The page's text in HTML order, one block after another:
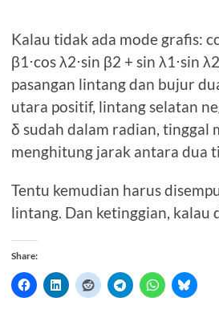
Kalau tidak ada mode grafis:
β1⋅cos λ2⋅sin β2 + sin λ1⋅sin
pasangan lintang dan bujur
utara positif, lintang selatan
δ sudah dalam radian, tinggal
menghitung jarak antara dua
Tentu kemudian harus
lintang. Dan ketinggian, kalau
Share: